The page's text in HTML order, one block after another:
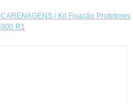
/ Kit Fixação Protetores
R1